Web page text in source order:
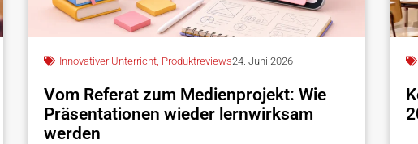
Innovativer Unterricht, Produktreviews24. Juni 2026
Vom Referat zum Medienprojekt: Wie
Präsentationen wieder lernwirksam
werden